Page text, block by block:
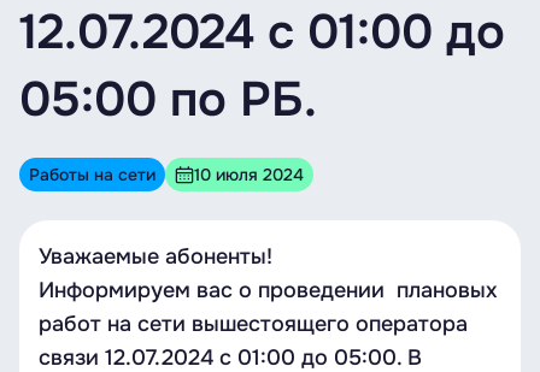
12.07.2024 с 01:00 до
05:00 по РБ.
Работы на сети 10 июля 2024
Уважаемые абоненты!
Информируем вас о проведении плановых
работ на сети вышестоящего оператора
связи 12.07.2024 с 01:00 до 05:00. В